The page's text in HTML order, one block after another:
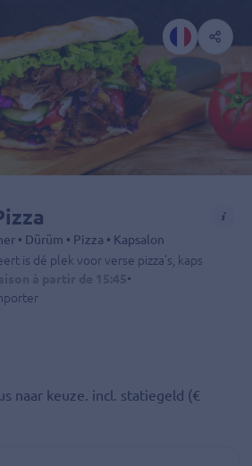
• Dürüm • Pizza • Kapsalon
is dé plek voor verse pizza’s,
•
naar keuze. incl. statiegeld (€